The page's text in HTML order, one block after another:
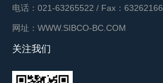
电话：021-63265522 / Fax：63262166
网址：WWW.SIBCO-BC.COM
关注我们